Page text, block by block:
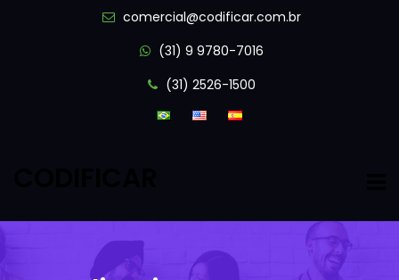
comercial@codificar.com.br
(31) 9 9780-7016
(31) 2526-1500